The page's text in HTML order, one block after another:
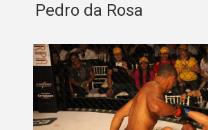
Pedro da Rosa